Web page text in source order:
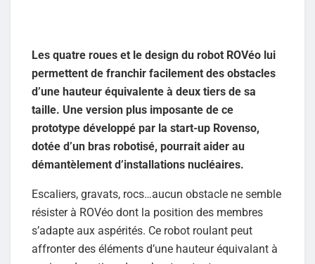
Les quatre roues et le design du robot ROVéo lui
permettent de franchir facilement des obstacles
d’une hauteur équivalente à deux tiers de sa
taille. Une version plus imposante de ce
prototype développé par la start-up Rovenso,
dotée d’un bras robotisé, pourrait aider au
démantèlement d’installations nucléaires.
Escaliers, gravats, rocs…aucun obstacle ne semble
résister à ROVéo dont la position des membres
s’adapte aux aspérités. Ce robot roulant peut
affronter des éléments d’une hauteur équivalant à